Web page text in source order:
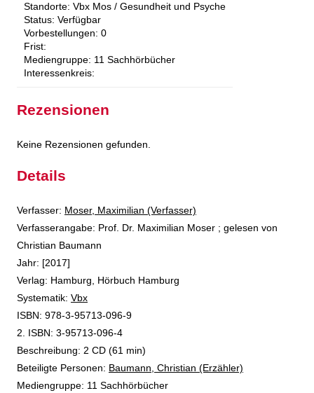
Standorte: Vbx Mos / Gesundheit und Psyche
Status: Verfügbar
Vorbestellungen: 0
Frist:
Mediengruppe: 11 Sachhörbücher
Interessenkreis:
Rezensionen
Keine Rezensionen gefunden.
Details
Verfasser: Suche nach diesem Verfasser
Moser, Maximilian (Verfasser)
Verfasserangabe: Prof. Dr. Maximilian Moser ; gelesen von
Christian Baumann
Jahr: [2017]
Verlag: Hamburg, Hörbuch Hamburg
opens in new tab
Diesen Link in neuem Tab öffnen
Systematik: Suche nach dieser Systematik
Vbx
Suche nach diesem Interessenskreis
ISBN: 978-3-95713-096-9
2. ISBN: 3-95713-096-4
Beschreibung: 2 CD (61 min)
Beteiligte Personen: Suche nach dieser Beteiligten Person
Baumann, Christian (Erzähler)
Mediengruppe: 11 Sachhörbücher